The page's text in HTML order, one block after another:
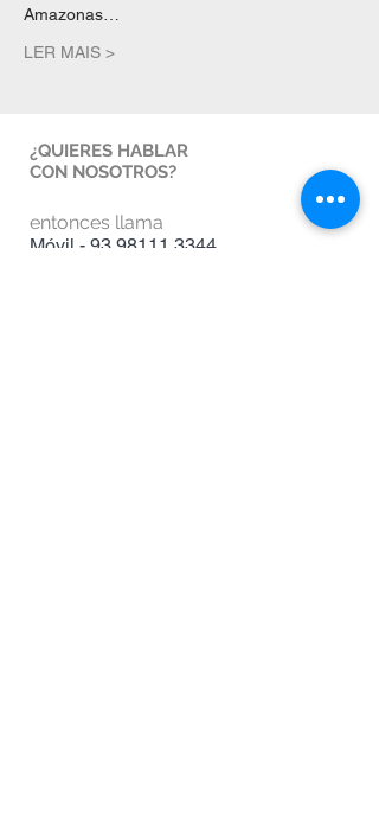
Amazonas…
LER MAIS >
¿QUIERES HABLAR
CON NOSOTROS?
entonces llama
Móvil - 93.98111.3344